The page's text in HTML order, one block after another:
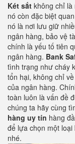
Két sắt không chỉ là
nó còn đặc biệt
nó là nơi lưu giữ
ngân hàng, bảo vệ
chính là yếu tố tiên
ngân hàng. Bank
tình trạng như cháy
tổn hại, không chỉ
của ngân hàng.
toàn luôn là vấn đề
chúng ta hãy cùng
hàng uy tín hàng
để lựa chọn một
nhé.